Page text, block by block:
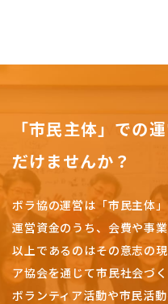
「市民主体」での
だけませんか？
ボラ協の運営は「市民主体」
運営資金のうち、会費や事
以上であるのはその意志の現
ア協会を通じて市民社会づ
ボランティア活動や市民活